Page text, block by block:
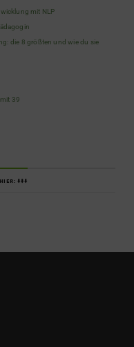
mit NLP
die 8 größten und wie du sie
39
⬇️⬇️⬇️